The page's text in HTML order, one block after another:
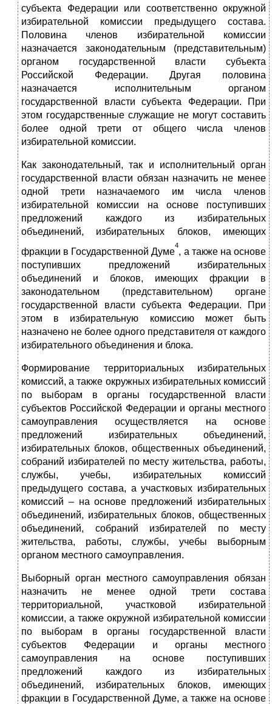
субъекта Федерации или соответственно окружной
избирательной комиссии предыдущего состава.
Половина членов избирательной комиссии
назначается законодательным (представительным)
органом государственной власти субъекта
Российской Федерации. Другая половина
назначается исполнительным органом
государственной власти субъекта Федерации. При
этом государственные служащие не могут составить
более одной трети от общего числа членов
избирательной комиссии.
Как законодательный, так и исполнительный орган
государственной власти обязан назначить не менее
одной трети назначаемого им числа членов
избирательной комиссии на основе поступивших
предложений каждого из избирательных
объединений, избирательных блоков, имеющих
фракции в Государственной Думе
4
, а также на основе
поступивших предложений избирательных
объединений и блоков, имеющих фракции в
законодательном (представительном) органе
государственной власти субъекта Федерации. При
этом в избирательную комиссию может быть
назначено не более одного представителя от каждого
избирательного объединения и блока.
Формирование территориальных избирательных
комиссий, а также окружных избирательных комиссий
по выборам в органы государственной власти
субъектов Российской Федерации и органы местного
самоуправления осуществляется на основе
предложений избирательных объединений,
избирательных блоков, общественных объединений,
собраний избирателей по месту жительства, работы,
службы, учебы, избирательных комиссий
предыдущего состава, а участковых избирательных
комиссий – на основе предложений избирательных
объединений, избирательных блоков, общественных
объединений, собраний избирателей по месту
жительства, работы, службы, учебы выборным
органом местного самоуправления.
Выборный орган местного самоуправления обязан
назначить не менее одной трети состава
территориальной, участковой избирательной
комиссии, а также окружной избирательной комиссии
по выборам в органы государственной власти
субъектов Федерации и органы местного
самоуправления на основе поступивших
предложений каждого из избирательных
объединений, избирательных блоков, имеющих
фракции в Государственной Думе, а также на основе